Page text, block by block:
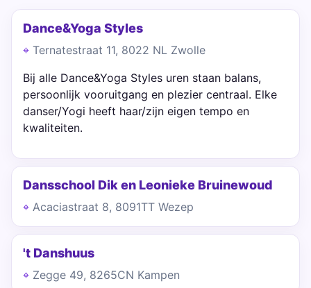
Dance&Yoga Styles
Ternatestraat 11, 8022 NL Zwolle
Bij alle Dance&Yoga Styles uren staan balans,
persoonlijk vooruitgang en plezier centraal. Elke
danser/Yogi heeft haar/zijn eigen tempo en
kwaliteiten.
Dansschool Dik en Leonieke Bruinewoud
Acaciastraat 8, 8091TT Wezep
't Danshuus
Zegge 49, 8265CN Kampen